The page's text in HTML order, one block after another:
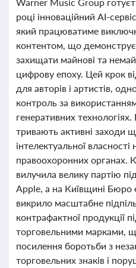
році інноваційний AI-
який працюватиме
контентом, що демонструє
захищати майнові та
цифрову епоху. Цей крок
для авторів і артистів,
контроль за використанням
генеративних технологіях.
тривають активні заходи
інтелектуальної
правоохоронних органах.
вилучила велику партію
Apple, а на Київщині Бюро
викрило масштабне
контрафактної продукції
торговельними марками,
посилення боротьби з
торговельних знаків і